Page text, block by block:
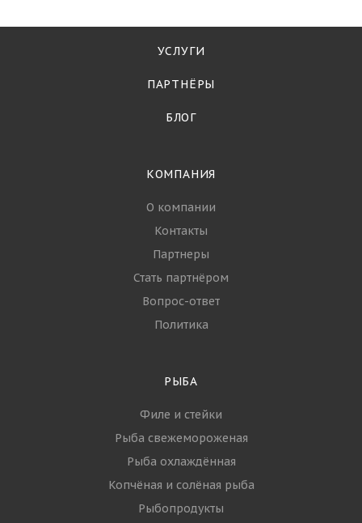
УСЛУГИ
ПАРТНЁРЫ
БЛОГ
КОМПАНИЯ
О компании
Контакты
Партнеры
Стать партнёром
Вопрос-ответ
Политика
РЫБА
Филе и стейки
Рыба свежемороженая
Рыба охлаждённая
Копчёная и солёная рыба
Рыбопродукты